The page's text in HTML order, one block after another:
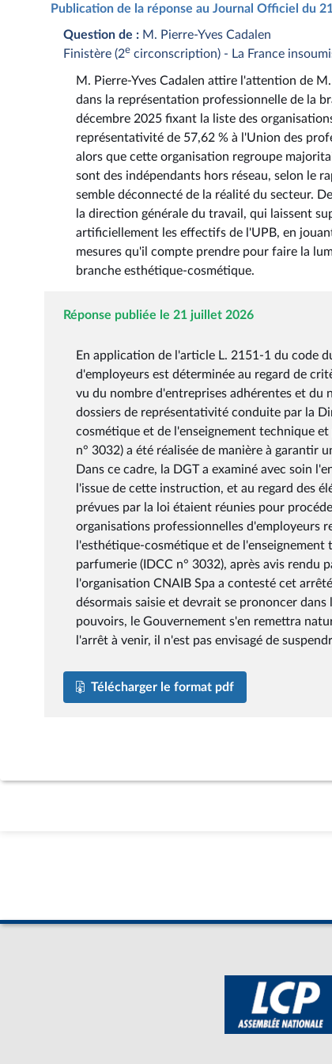
Publication de la réponse au Journal Officiel du
Question de : M. Pierre-Yves Cadalen
Finistère (2e circonscription) - La France
M. Pierre-Yves Cadalen attire l'attention de
dans la représentation professionnelle de la
décembre 2025 fixant la liste des
représentativité de 57,62 % à l'Union des
alors que cette organisation regroupe
sont des indépendants hors réseau, selon le
semble déconnecté de la réalité du secteur.
la direction générale du travail, qui laissent
artificiellement les effectifs de l'UPB, en
mesures qu'il compte prendre pour faire la
branche esthétique-cosmétique.
Réponse publiée le 21 juillet 2026
En application de l'article L. 2151-1 du code
d'employeurs est déterminée au regard de
vu du nombre d'entreprises adhérentes et du
dossiers de représentativité conduite par la
cosmétique et de l'enseignement technique
n° 3032) a été réalisée de manière à garantir
Dans ce cadre, la DGT a examiné avec soin
l'issue de cette instruction, et au regard des
prévues par la loi étaient réunies pour
organisations professionnelles d'employeurs
l'esthétique-cosmétique et de
parfumerie (IDCC n° 3032), après avis rendu
l'organisation CNAIB Spa a contesté cet
désormais saisie et devrait se prononcer
pouvoirs, le Gouvernement s'en remettra
l'arrêt à venir, il n'est pas envisagé de
Télécharger le format pdf